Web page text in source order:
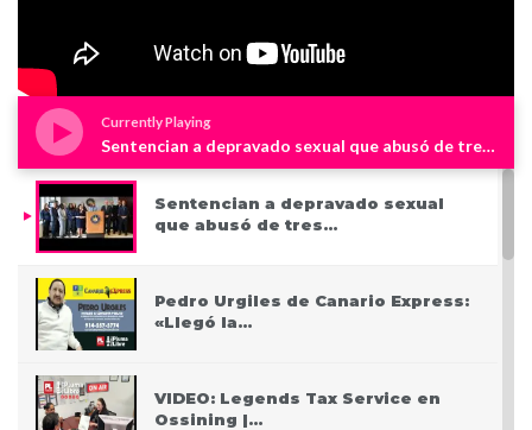
Currently Playing
Sentencian a depravado sexual que abusó de tres niños en Westchester
Sentencian a depravado sexual
que abusó de tres…
Pedro Urgiles de Canario Express:
«Llegó la…
VIDEO: Legends Tax Service en
Ossining |…